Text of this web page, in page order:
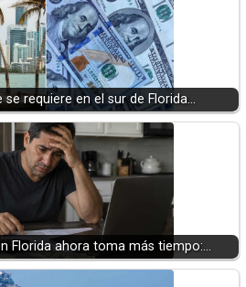
se requiere en el sur de Florida…
Florida ahora toma más tiempo:…